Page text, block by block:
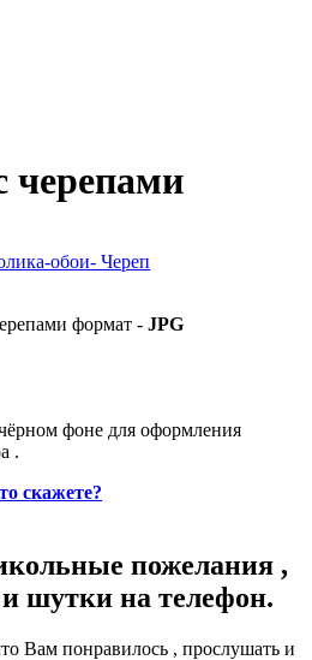
черепами
обои- Череп
формат - JPG
фоне для оформления
.
скажете?
пожелания ,
шутки на телефон.
Вам понравилось , прослушать и